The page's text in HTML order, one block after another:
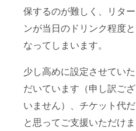
保するのが難しく、リター
ンが当日のドリンク程度と
なってしまいます。
少し高めに設定させていた
だいています（申し訳ござ
いません）、チケット代だ
と思ってご支援いただけま